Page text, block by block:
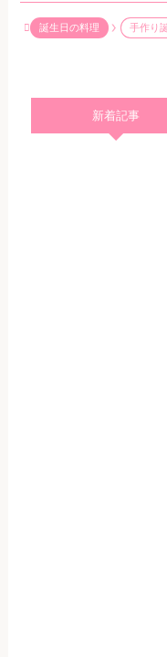
誕生日の料理 手作り
新着記事